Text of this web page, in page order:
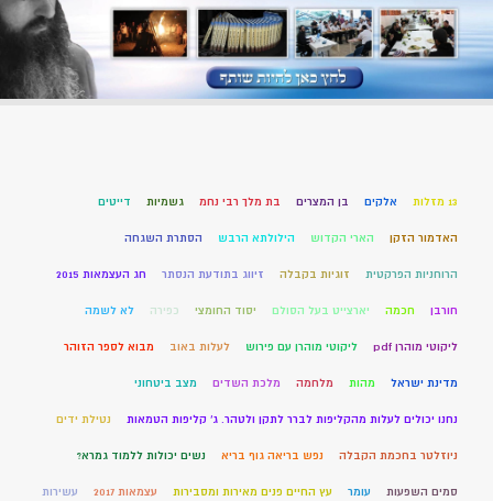
13 מזלות אלקים בן המצרים בת מלך רבי נחמ גשמיות דייטים
האדמור הזקן הארי הקדוש הילולתא הרבש הסתרת השגחה
הרוחניות הפרקטית זוגיות בקבלה זיווג בתודעת הנסתר חג העצמאות 2015
חורבן חכמה יארצייט בעל הסולם יסוד החומצי כפירה לא לשמה
ליקוטי מוהרן pdf ליקוטי מוהרן עם פירוש לעלות באוב מבוא לספר הזוהר
מדינת ישראל מהות מלחמה מלכת השדים מצב ביטחוני
נחנו יכולים לעלות מהקליפות לברר לתקן ולטהר. ג' קליפות הטמאות נטילת ידים
ניוזלטר בחכמת הקבלה נפש בריאה גוף בריא נשים יכולות ללמוד גמרא?
סמים השפעות עומר עץ החיים פנים מאירות ומסבירות עצמאות 2017 עשירות